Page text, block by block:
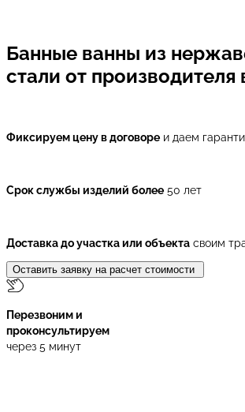
Банные ванны из
стали от производителя
Фиксируем цену в договоре и даем
Срок службы изделий более 50 лет
Доставка до участка или объекта своим
Оставить заявку на расчет стоимости
Перезвоним и
проконсультируем
через 5 минут